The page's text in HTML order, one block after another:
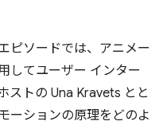
ピソードでは、アニメー
してユーザー インター
ストの Una Kravets とと
ーションの原理をどのよ